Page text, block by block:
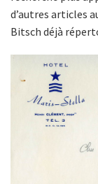
d’autres articles
Bitsch déjà